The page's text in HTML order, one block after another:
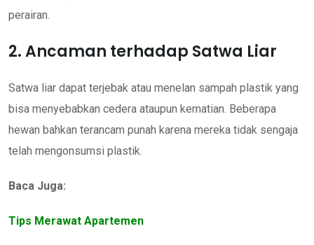
perairan.
2. Ancaman terhadap Satwa Liar
Satwa liar dapat terjebak atau menelan sampah plastik yang
bisa menyebabkan cedera ataupun kematian. Beberapa
hewan bahkan terancam punah karena mereka tidak sengaja
telah mengonsumsi plastik.
Baca Juga:
Tips Merawat Apartemen